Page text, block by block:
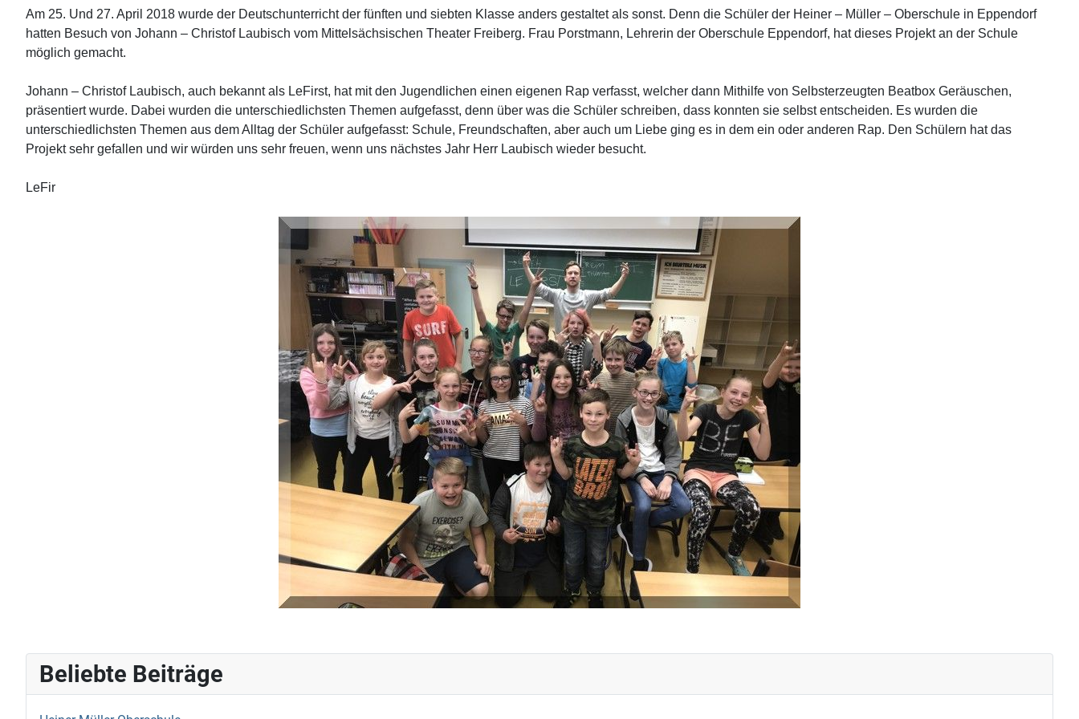
Beliebte Beiträge
Am 25. Und 27. April 2018 wurde der Deutschunterricht der fünften und siebten Klasse anders gestaltet als sonst. Denn die Schüler der Heiner – Müller – Oberschule in Eppendorf
hatten Besuch von Johann – Christof Laubisch vom Mittelsächsischen Theater Freiberg. Frau Porstmann, Lehrerin der Oberschule Eppendorf, hat dieses Projekt an der Schule
möglich gemacht.
Johann – Christof Laubisch, auch bekannt als LeFirst, hat mit den Jugendlichen einen eigenen Rap verfasst, welcher dann Mithilfe von Selbsterzeugten Beatbox Geräuschen,
präsentiert wurde. Dabei wurden die unterschiedlichsten Themen aufgefasst, denn über was die Schüler schreiben, dass konnten sie selbst entscheiden. Es wurden die
unterschiedlichsten Themen aus dem Alltag der Schüler aufgefasst: Schule, Freundschaften, aber auch um Liebe ging es in dem ein oder anderen Rap. Den Schülern hat das
Projekt sehr gefallen und wir würden uns sehr freuen, wenn uns nächstes Jahr Herr Laubisch wieder besucht.
LeFir